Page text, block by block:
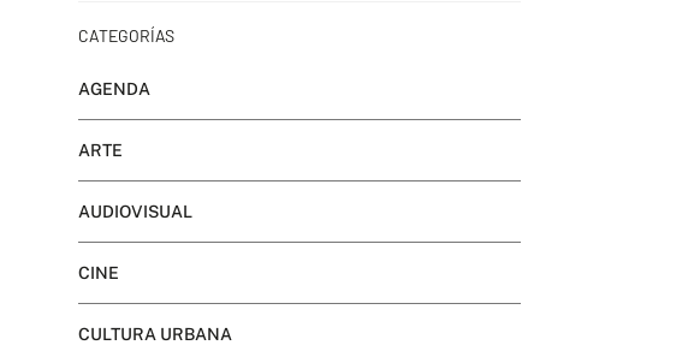
CATEGORÍAS
AGENDA
ARTE
AUDIOVISUAL
CINE
CULTURA URBANA